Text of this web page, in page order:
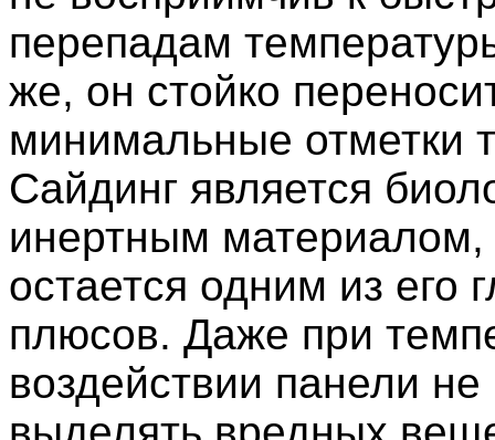
перепадам
же, он стойко
минимальные отметки
Сайдинг является
инертным материалом,
остается одним из его
плюсов. Даже при
воздействии панели не